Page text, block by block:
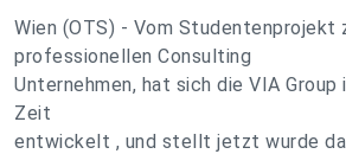
Wien (OTS) - Vom Studentenprojekt
professionellen Consulting
Unternehmen, hat sich die VIA
Zeit
entwickelt , und stellt jetzt wurde